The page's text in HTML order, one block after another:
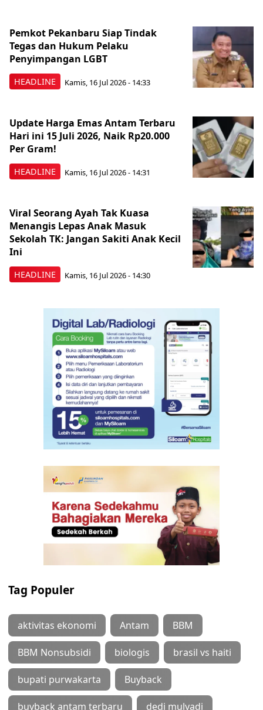
HEADLINE
Pemkot Pekanbaru Siap Tindak
Tegas dan Hukum Pelaku
Penyimpangan LGBT
Kamis, 16 Jul 2026 - 14:33
HEADLINE
Update Harga Emas Antam Terbaru
Hari ini 15 Juli 2026, Naik Rp20.000
Per Gram!
Kamis, 16 Jul 2026 - 14:31
HEADLINE
Viral Seorang Ayah Tak Kuasa
Menangis Lepas Anak Masuk
Sekolah TK: Jangan Sakiti Anak Kecil
Ini
Kamis, 16 Jul 2026 - 14:30
Tag Populer
aktivitas ekonomi Antam BBM
BBM Nonsubsidi biologis brasil vs haiti
bupati purwakarta Buyback
buyback antam terbaru dedi mulyadi